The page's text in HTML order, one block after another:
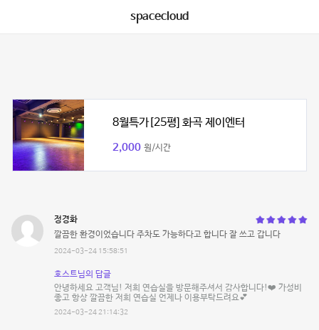
spacecloud
8월특가[25평] 화곡 제이엔터
2,000 원/시간
정경화
깔끔한 환경이었습니다 주차도 가능하다고 합니다 잘 쓰고 갑니다
2024-03-24 15:58:51
호스트님의 답글
안녕하세요 고객님! 저희 연습실을 방문해주셔서 감사합니다!❤️ 가성비
좋고 항상 깔끔한 저희 연습실 언제나 이용부탁드려요💕
2024-03-24 21:14:32